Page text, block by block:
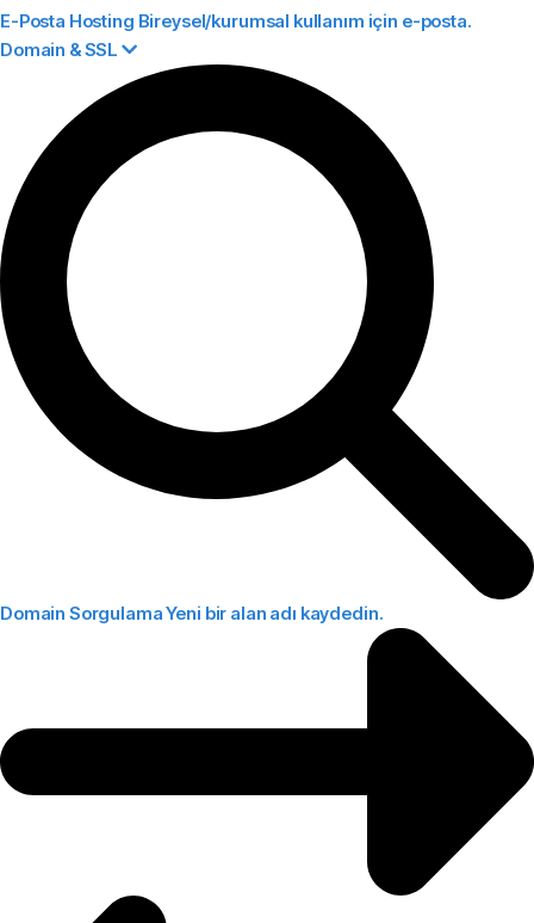
E-Posta Hosting Bireysel/kurumsal kullanım için e-posta.
Domain & SSL
Domain SorgulamaYeni bir alan adı kaydedin.